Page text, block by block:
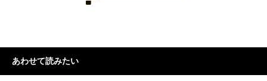
あわせて読みたい